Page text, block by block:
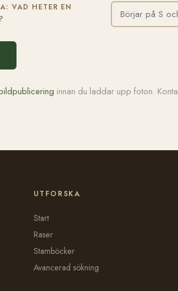
VAD HETER EN
innan du laddar upp foton.
UTFORSKA
Start
Raser
Stamböcker
Avancerad sökning